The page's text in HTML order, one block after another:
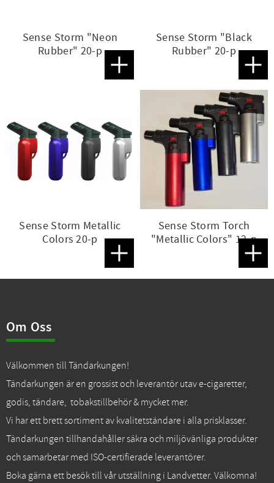
Sense Storm "Neon
Rubber" 20-p
Lägg till i favoriter
Sense Storm "Black
Rubber" 20-p
Sense Storm Metallic
Colors 20-p
Lägg till i favoriter
Sense Storm Torch
"Metallic Colors" 12-p
Om Oss
Välkommen till Tändarkungen!
Tändarkungen är en grossist och leverantör utav e-cigaretter,
godis, tändare, tobakstillbehör & mycket mer.
Vi har ett brett sortiment av kvalitetständare i alla prisklasser.
Tändarkungen tillhandahåller säkra och miljövänliga produkter
och samarbetar med ISO-certifierade leverantörer.
Boka gärna ett besök till vår utställning i Landvetter. Välkomna!